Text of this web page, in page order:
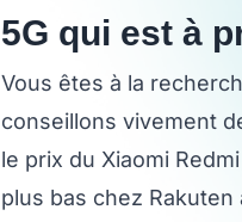
5G qui est à
Vous êtes à la
conseillons vivement
le prix du Xiaomi
plus bas chez